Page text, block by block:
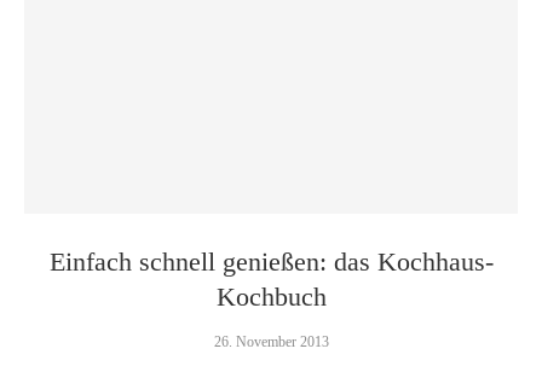
Einfach schnell genießen: das Kochhaus-
Kochbuch
26. November 2013